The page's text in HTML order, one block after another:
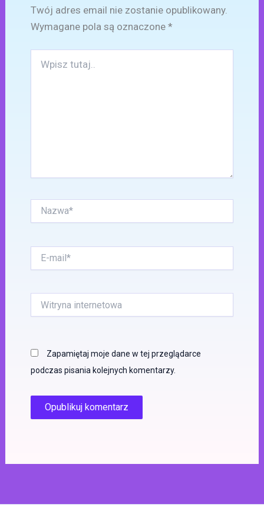
Twój adres email nie zostanie opublikowany.
Wymagane pola są oznaczone *
tutaj..
mail*
internetowa
Zapamiętaj moje dane w tej przeglądarce
podczas pisania kolejnych komentarzy.